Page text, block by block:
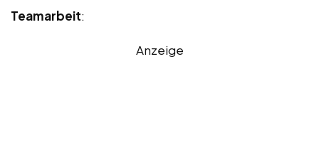
Teamarbeit:
Anzeige